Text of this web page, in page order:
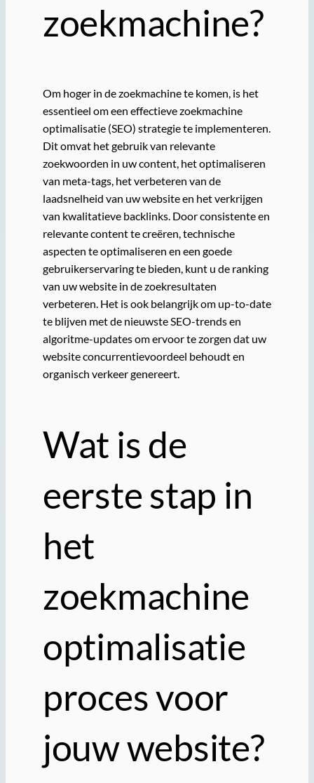
zoekmachine?
Om hoger in de zoekmachine te komen, is het
essentieel om een effectieve zoekmachine
optimalisatie (SEO) strategie te implementeren.
Dit omvat het gebruik van relevante
zoekwoorden in uw content, het optimaliseren
van meta-tags, het verbeteren van de
laadsnelheid van uw website en het verkrijgen
van kwalitatieve backlinks. Door consistente en
relevante content te creëren, technische
aspecten te optimaliseren en een goede
gebruikerservaring te bieden, kunt u de ranking
van uw website in de zoekresultaten
verbeteren. Het is ook belangrijk om up-to-date
te blijven met de nieuwste SEO-trends en
algoritme-updates om ervoor te zorgen dat uw
website concurrentievoordeel behoudt en
organisch verkeer genereert.
Wat is de
eerste stap in
het
zoekmachine
optimalisatie
proces voor
jouw website?